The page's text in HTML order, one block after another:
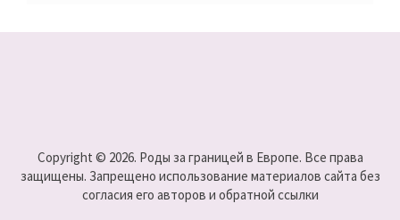
Copyright © 2026. Роды за границей в Европе. Все права
защищены. Запрещено использование материалов сайта без
согласия его авторов и обратной ссылки